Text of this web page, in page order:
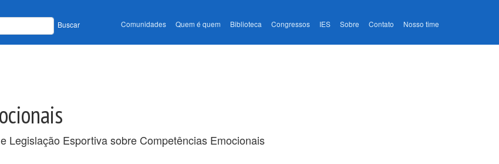
Buscar Comunidades Quem é quem Biblioteca Congressos IES Sobre Contato Nosso time
Legislação Esportiva sobre Competências Emocionais